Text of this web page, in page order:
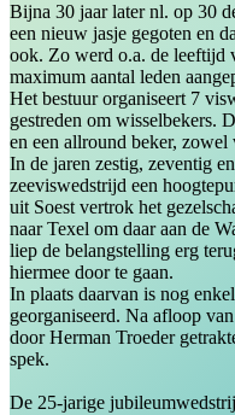
Bijna 30 jaar later nl. op 30
een nieuw jasje gegoten en
ook. Zo werd o.a. de leeftijd
maximum aantal leden
Het bestuur organiseert 7
gestreden om wisselbekers.
en een allround beker,
In de jaren zestig, zeventig
zeeviswedstrijd een
uit Soest vertrok het
naar Texel om daar aan de
liep de belangstelling erg
hiermee door te gaan.
In plaats daarvan is nog
georganiseerd. Na afloop
door Herman Troeder
spek.
De 25-jarige